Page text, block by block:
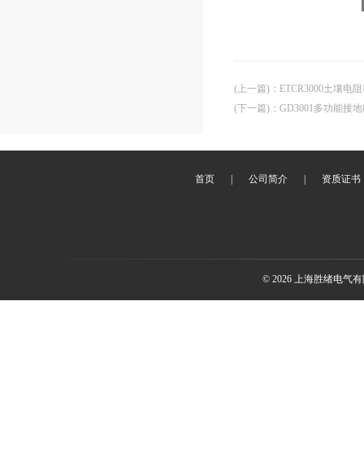
(上一篇) ： ETCR3000土壤电
(下一篇) ： GD3001多功能接
首页 公司简介 资质证书
© 2026 上海胜绪电气